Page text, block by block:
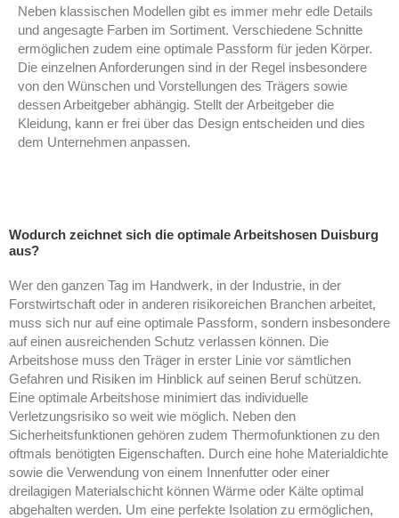
Neben klassischen Modellen gibt es immer mehr edle Details
und angesagte Farben im Sortiment. Verschiedene Schnitte
ermöglichen zudem eine optimale Passform für jeden Körper.
Die einzelnen Anforderungen sind in der Regel insbesondere
von den Wünschen und Vorstellungen des Trägers sowie
dessen Arbeitgeber abhängig. Stellt der Arbeitgeber die
Kleidung, kann er frei über das Design entscheiden und dies
dem Unternehmen anpassen.
Wodurch zeichnet sich die optimale Arbeitshosen Duisburg
aus?
Wer den ganzen Tag im Handwerk, in der Industrie, in der
Forstwirtschaft oder in anderen risikoreichen Branchen arbeitet,
muss sich nur auf eine optimale Passform, sondern insbesondere
auf einen ausreichenden Schutz verlassen können. Die
Arbeitshose muss den Träger in erster Linie vor sämtlichen
Gefahren und Risiken im Hinblick auf seinen Beruf schützen.
Eine optimale Arbeitshose minimiert das individuelle
Verletzungsrisiko so weit wie möglich. Neben den
Sicherheitsfunktionen gehören zudem Thermofunktionen zu den
oftmals benötigten Eigenschaften. Durch eine hohe Materialdichte
sowie die Verwendung von einem Innenfutter oder einer
dreilagigen Materialschicht können Wärme oder Kälte optimal
abgehalten werden. Um eine perfekte Isolation zu ermöglichen,